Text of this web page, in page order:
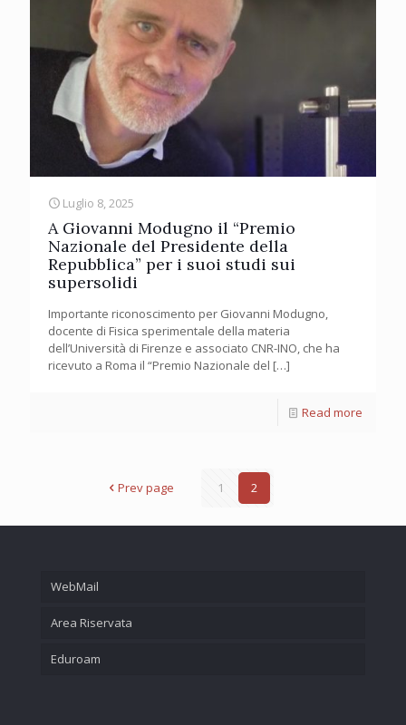
Luglio 8, 2025
A Giovanni Modugno il “Premio
Nazionale del Presidente della
Repubblica” per i suoi studi sui
supersolidi
Importante riconoscimento per Giovanni Modugno,
docente di Fisica sperimentale della materia
dell’Università di Firenze e associato CNR-INO, che ha
ricevuto a Roma il “Premio Nazionale del […]
Read more
Prev page 1 2
WebMail
Area Riservata
Eduroam